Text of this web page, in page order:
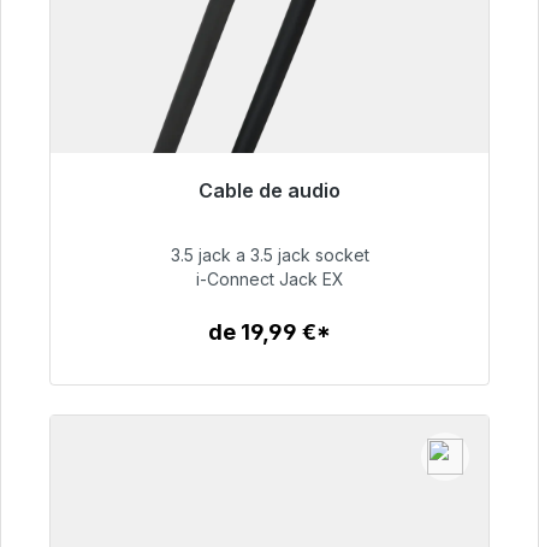
Cable de audio
Listo para envío inmediato, plazo de entrega
51,99 €
3.5 jack a 3.5 jack socket
i-Connect Jack EX
de 19,99 €*